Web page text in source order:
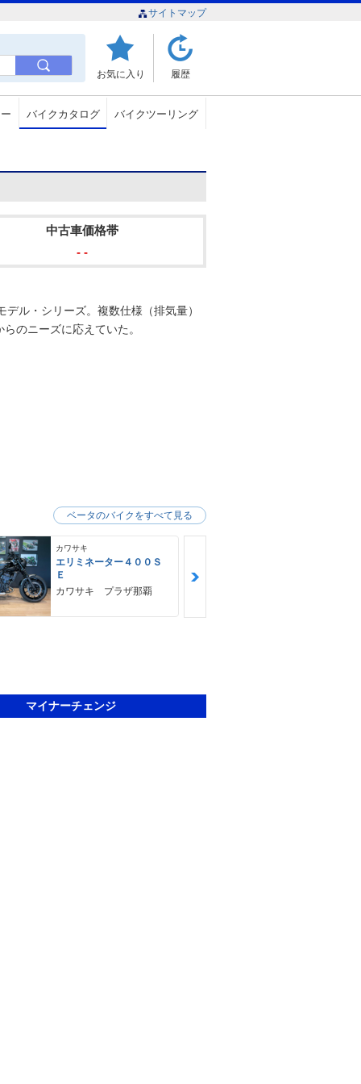
サイトマップ
お気に入り 履歴
バイクカタログ バイクツーリング
中古車価格帯
- -
ル・シリーズ。複数仕様（排気量）
のニーズに応えていた。
カワサキ
エリミネーター４００Ｓ
Ｅ
カワサキ プラザ那覇
ベータのバイクをすべて見る
マイナーチェンジ